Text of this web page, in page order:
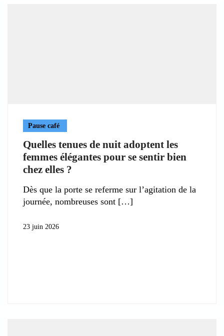
Pause café
Quelles tenues de nuit adoptent les
femmes élégantes pour se sentir bien
chez elles ?
Dès que la porte se referme sur l’agitation de la
journée, nombreuses sont
23 juin 2026